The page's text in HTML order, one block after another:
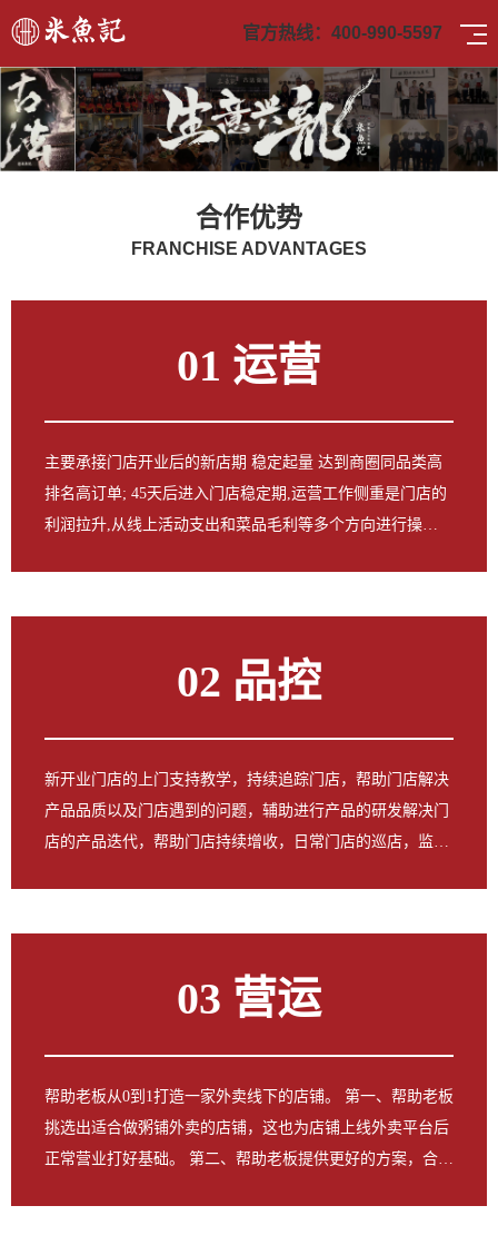
官方热线： 400-990-5597
合作优势
FRANCHISE ADVANTAGES
01 运营
主要承接门店开业后的新店期 稳定起量 达到商圈同品类高
排名高订单; 45天后进入门店稳定期,运营工作侧重是门店的
利润拉升,从线上活动支出和菜品毛利等多个方向进行操
是门店外卖平台的管家,一直都在关注您的门店!
02 品控
新开业门店的上门支持教学，持续追踪门店，帮助门店解决
产品品质以及门店遇到的问题，辅助进行产品的研发解决门
店的产品迭代，帮助门店持续增收，日常门店的巡店，监督
03 营运
帮助老板从0到1打造一家外卖线下的店铺。 第一、帮助老板
挑选出适合做粥铺外卖的店铺，这也为店铺上线外卖平台后
正常营业打好基础。 第二、帮助老板提供更好的方案，合理